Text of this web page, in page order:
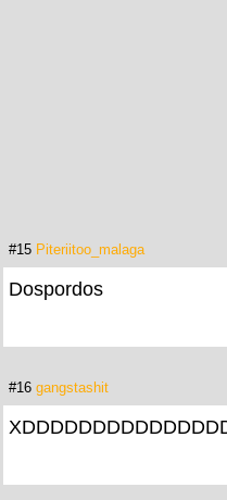
#15 Piteriitoo_malaga
Dospordos
#16 gangstashit